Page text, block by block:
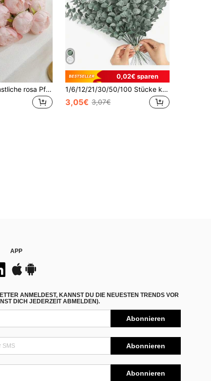
10/20 Stück künstliche rosa Pfingstrosen, geeignet für Heimdekoration, Schlafzimmerdekoration, Hochzeitsdekoration, ideales Geschenk für Freundin oder beste Freundin an Feiertagen und Partys
0,02€ sparen
1/6/12/21/30/50/100 Stücke künstliche Eukalyptuszweige, Eukalyptus Deko, Fake Grüne Zweige, Grüne dekorative künstliche Blumen, geeignet für Zuhause und Büro, künstlicher Blumenstrauß Tischdeko, Hochzeitsdekoration
3,05€ 3,07€
APP
ANMELDEST, KANNST DU DIE NEUESTEN TRENDS VOR
DICH JEDERZEIT ABMELDEN).
Abonnieren
Abonnieren
Abonnieren